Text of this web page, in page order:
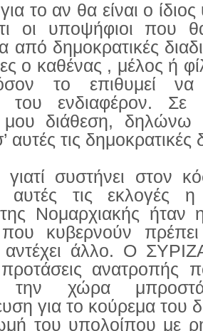
το αν θα είναι ο
οι υποψήφιοι που
από δημοκρατικές
ο καθένας , μέλος ή
το επιθυμεί
του ενδιαφέρον.
διάθεση, δηλώνω
αυτές τις δημοκρατικές
συστήνει στον
τις εκλογές
της Νομαρχιακής
που κυβερνούν
άλλο. Ο ΣΥΡΙΖΑ
προτάσεις
την χώρα
για το κούρεμα του
του υπολοίπου με